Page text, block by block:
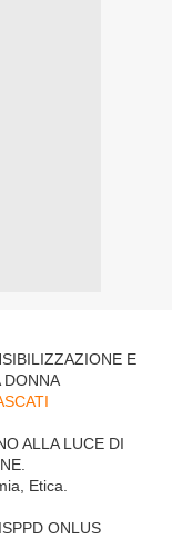
E
DONNA
ALLA LUCE DI
Etica.
ONLUS